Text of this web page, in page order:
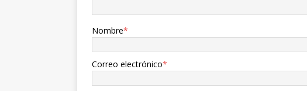
Nombre*
Correo electrónico*